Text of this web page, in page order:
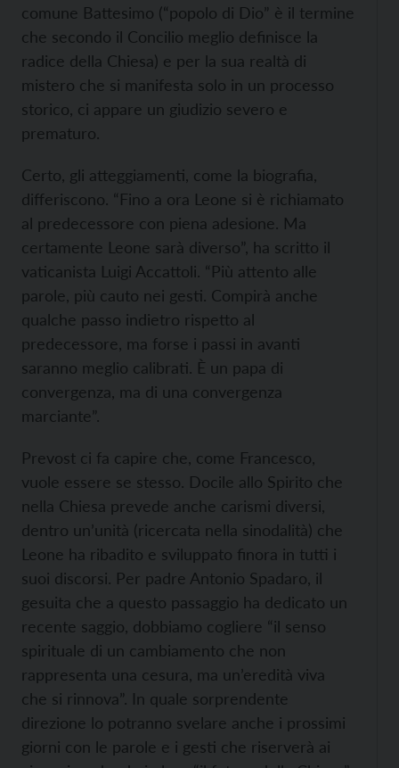
comune Battesimo (“popolo di Dio” è il termine
che secondo il Concilio meglio definisce la
radice della Chiesa) e per la sua realtà di
mistero che si manifesta solo in un processo
storico, ci appare un giudizio severo e
prematuro.
Certo, gli atteggiamenti, come la biografia,
differiscono. “Fino a ora Leone si è richiamato
al predecessore con piena adesione. Ma
certamente Leone sarà diverso”, ha scritto il
vaticanista Luigi Accattoli. “Più attento alle
parole, più cauto nei gesti. Compirà anche
qualche passo indietro rispetto al
predecessore, ma forse i passi in avanti
saranno meglio calibrati. È un papa di
convergenza, ma di una convergenza
marciante”.
Prevost ci fa capire che, come Francesco,
vuole essere se stesso. Docile allo Spirito che
nella Chiesa prevede anche carismi diversi,
dentro un’unità (ricercata nella sinodalità) che
Leone ha ribadito e sviluppato finora in tutti i
suoi discorsi. Per padre Antonio Spadaro, il
gesuita che a questo passaggio ha dedicato un
recente saggio, dobbiamo cogliere “il senso
spirituale di un cambiamento che non
rappresenta una cesura, ma un’eredità viva
che si rinnova”. In quale sorprendente
direzione lo potranno svelare anche i prossimi
giorni con le parole e i gesti che riserverà ai